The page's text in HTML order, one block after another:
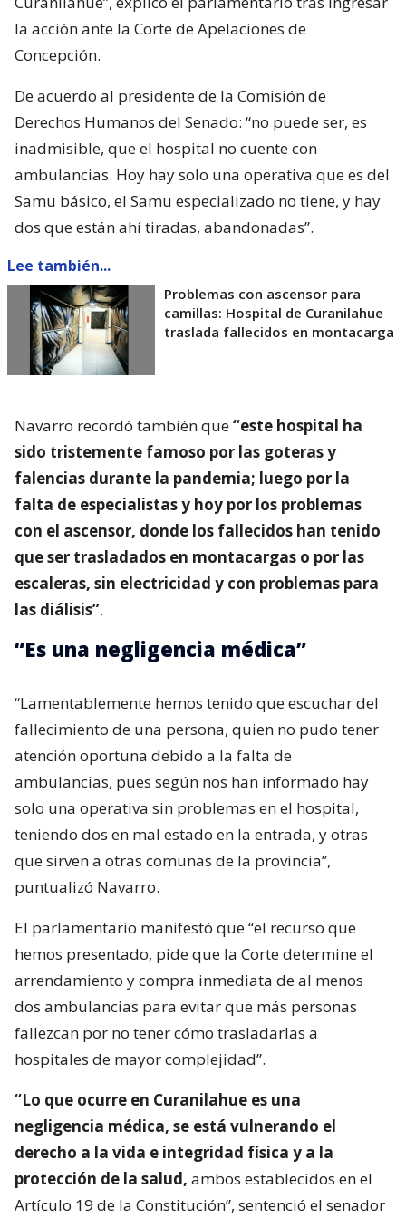
la acción ante la Corte de Apelaciones de
Concepción.
De acuerdo al presidente de la Comisión de
Derechos Humanos del Senado: “no puede ser, es
inadmisible, que el hospital no cuente con
ambulancias. Hoy hay solo una operativa que es del
Samu básico, el Samu especializado no tiene, y hay
dos que están ahí tiradas, abandonadas”.
Lee también...
Problemas con ascensor para
camillas: Hospital de Curanilahue
traslada fallecidos en montacarga
Navarro recordó también que“este hospital ha
sido tristemente famoso por las goteras y
falencias durante la pandemia; luego por la
falta de especialistas y hoy por los problemas
con el ascensor, donde los fallecidos han tenido
que ser trasladados en montacargas o por las
escaleras, sin electricidad y con problemas para
las diálisis”.
“Es una negligencia médica”
“Lamentablemente hemos tenido que escuchar del
fallecimiento de una persona, quien no pudo tener
atención oportuna debido a la falta de
ambulancias, pues según nos han informado hay
solo una operativa sin problemas en el hospital,
teniendo dos en mal estado en la entrada, y otras
que sirven a otras comunas de la provincia”,
puntualizó Navarro.
El parlamentario manifestó que “el recurso que
hemos presentado, pide que la Corte determine el
arrendamiento y compra inmediata de al menos
dos ambulancias para evitar que más personas
fallezcan por no tener cómo trasladarlas a
hospitales de mayor complejidad”.
“Lo que ocurre en Curanilahue es una
negligencia médica, se está vulnerando el
derecho a la vida e integridad física y a la
protección de la salud, ambos establecidos en el
Artículo 19 de la Constitución”, sentenció el senador